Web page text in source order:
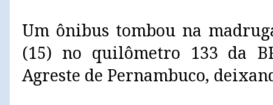
Um ônibus tombou na
(15) no quilômetro 133 da
Agreste de Pernambuco,